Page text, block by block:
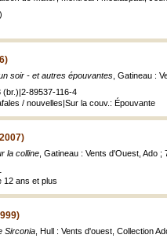
soir - et autres épouvantes , Gatineau :
(br.)|2-89537-116-4
/ nouvelles|Sur la couv.: Épouvante
la colline , Gatineau : Vents d'Ouest, Ado ;
12 ans et plus
Sirconia , Hull : Vents d'ouest, Collection